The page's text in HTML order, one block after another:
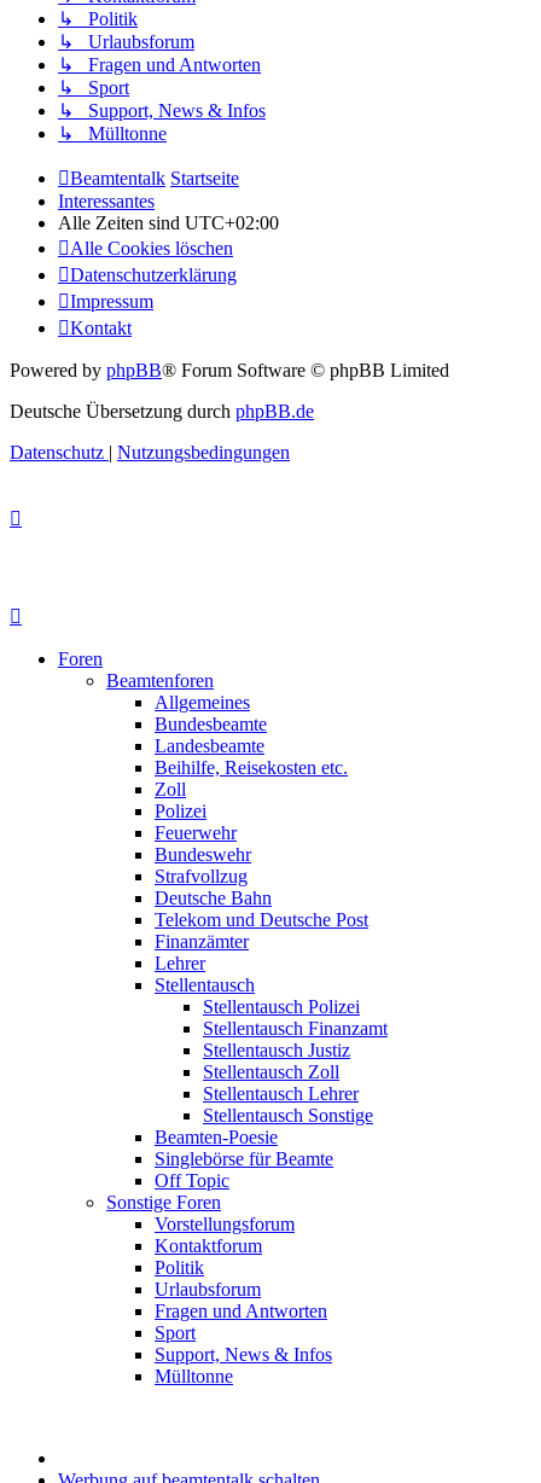
↳ Politik
↳ Urlaubsforum
↳ Fragen und Antworten
↳ Sport
↳ Support, News & Infos
↳ Mülltonne
Beamtentalk Startseite
Interessantes
Alle Zeiten sind UTC+02:00
Alle Cookies löschen
Datenschutzerklärung
Impressum
Kontakt
Powered by phpBB® Forum Software © phpBB Limited
Deutsche Übersetzung durch phpBB.de
Datenschutz | Nutzungsbedingungen
Foren
Beamtenforen
Allgemeines
Bundesbeamte
Landesbeamte
Beihilfe, Reisekosten etc.
Zoll
Polizei
Feuerwehr
Bundeswehr
Strafvollzug
Deutsche Bahn
Telekom und Deutsche Post
Finanzämter
Lehrer
Stellentausch
Stellentausch Polizei
Stellentausch Finanzamt
Stellentausch Justiz
Stellentausch Zoll
Stellentausch Lehrer
Stellentausch Sonstige
Beamten-Poesie
Singlebörse für Beamte
Off Topic
Sonstige Foren
Vorstellungsforum
Kontaktforum
Politik
Urlaubsforum
Fragen und Antworten
Sport
Support, News & Infos
Mülltonne